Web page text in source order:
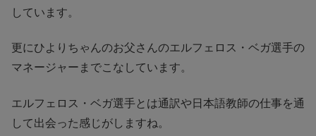
しています。
更にひよりちゃんのお父さんのエルフェロス・ベガ選手の
マネージャーまでこなしています。
エルフェロス・ベガ選手とは通訳や日本語教師の仕事を通
して出会った感じがしますね。